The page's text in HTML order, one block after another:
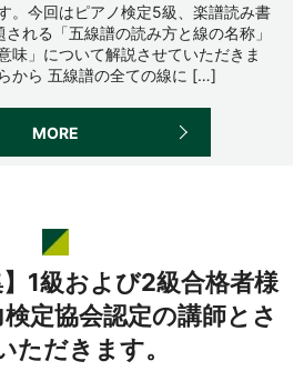
。今回はピアノ検定5級、楽譜読み書
れる「五線譜の読み方と線の名称」
味」について解説させていただきま
から 五線譜の全ての線に […]
MORE
】1級および2級合格者様
定協会認定の講師とさ
ただきます。